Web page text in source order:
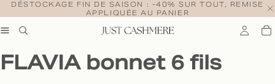
DÉSTOCKAGE FIN DE SAISON : -40% SUR TOUT, REMISE
APPLIQUÉE AU PANIER
FLAVIA bonnet 6 fils